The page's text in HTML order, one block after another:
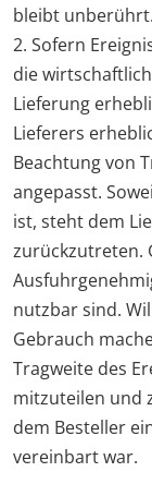
bleibt unberührt.
2. Sofern
die
Lieferung
Lieferers
Beachtung von
angepasst.
ist, steht dem
zurückzutreten.
nutzbar sind.
Gebrauch
Tragweite des
mitzuteilen und
dem Besteller
vereinbart war.